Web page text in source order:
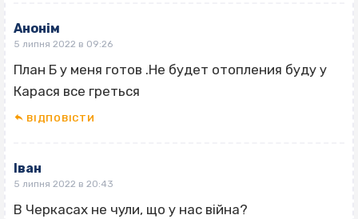
Анонім
5 липня 2022 в 09:26
План Б у меня готов .Не будет отопления буду у
Карася все греться
ВІДПОВІCТИ
Іван
5 липня 2022 в 20:43
В Черкасах не чули, що у нас війна?